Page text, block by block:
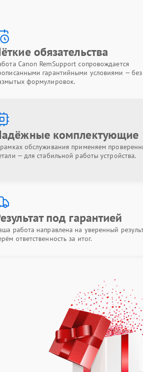
обязательства
Canon RemSupport сопровождается
гарантийными условиями — без
формулировок.
комплектующие
обслуживания применяем
— для стабильной работы устройства.
под гарантией
работа направлена на уверенный
ответственность за итог.